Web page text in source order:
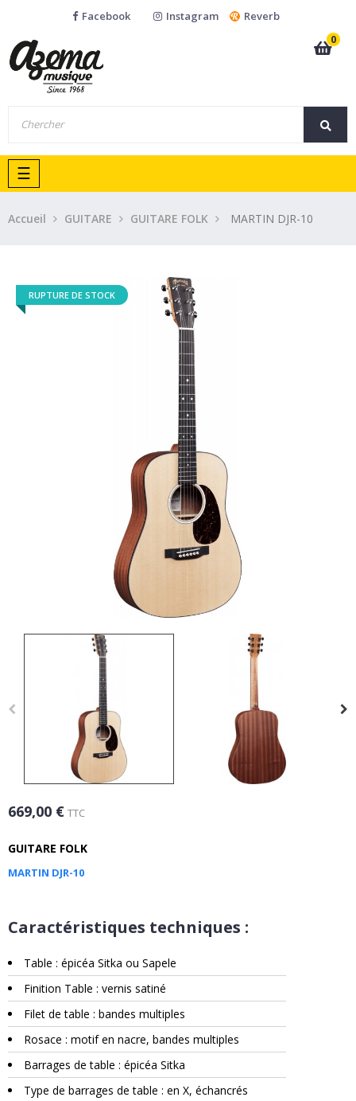
Facebook Instagram
Reverb
0
Basculer
la
navigation
☰
Accueil GUITARE GUITARE FOLK MARTIN DJR-10
RUPTURE DE STOCK
669,00 € TTC
GUITARE FOLK
MARTIN DJR-10
Caractéristiques techniques :
Table : épicéa Sitka ou Sapele
Finition Table : vernis satiné
Filet de table : bandes multiples
Rosace : motif en nacre, bandes multiples
Barrages de table : épicéa Sitka
Type de barrages de table : en X, échancrés